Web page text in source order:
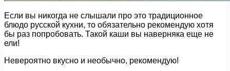
Если вы никогда не слышали про это традиционное
блюдо русской кухни, то обязательно рекомендую хотя
бы раз попробовать. Такой каши вы наверняка еще не
ели!
Невероятно вкусно и необычно, рекомендую!